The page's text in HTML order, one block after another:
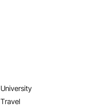
University
Travel